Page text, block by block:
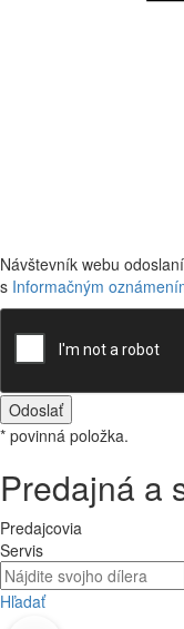
Návštevník webu
s Informačným
Odoslať
* povinná položka.
Predajná a
Predajcovia
Servis
Hľadať